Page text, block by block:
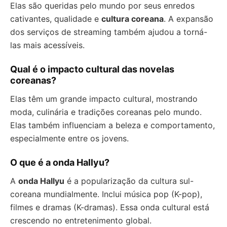
Elas são queridas pelo mundo por seus enredos
cativantes, qualidade e cultura coreana. A expansão
dos serviços de streaming também ajudou a torná-
las mais acessíveis.
Qual é o impacto cultural das novelas
coreanas?
Elas têm um grande impacto cultural, mostrando
moda, culinária e tradições coreanas pelo mundo.
Elas também influenciam a beleza e comportamento,
especialmente entre os jovens.
O que é a onda Hallyu?
A onda Hallyu é a popularização da cultura sul-
coreana mundialmente. Inclui música pop (K-pop),
filmes e dramas (K-dramas). Essa onda cultural está
crescendo no entretenimento global.